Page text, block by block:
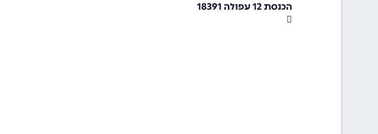
הכנסת 12 עפולה 18391